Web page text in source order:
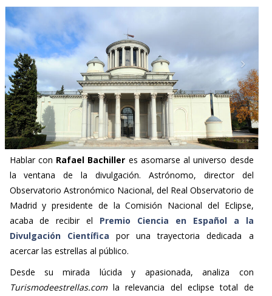
Hablar con Rafael Bachiller es asomarse al universo desde
la ventana de la divulgación. Astrónomo, director del
Observatorio Astronómico Nacional, del Real Observatorio de
Madrid y presidente de la Comisión Nacional del Eclipse,
acaba de recibir el Premio Ciencia en Español a la
Divulgación Científica
por una trayectoria dedicada a
acercar las estrellas al público.
Desde su mirada lúcida y apasionada, analiza con
Turismodeestrellas.comla relevancia del eclipse total de